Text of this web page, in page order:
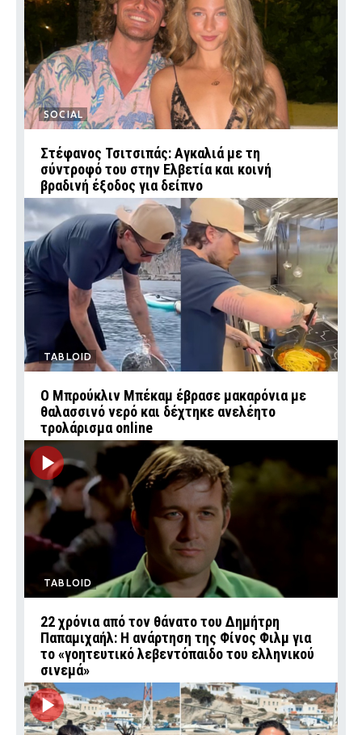
SOCIAL
Στέφανος Τσιτσιπάς: Αγκαλιά με τη
σύντροφό του στην Ελβετία και κοινή
βραδινή έξοδος για δείπνο
TABLOID
Ο Μπρούκλιν Μπέκαμ έβρασε μακαρόνια με
θαλασσινό νερό και δέχτηκε ανελέητο
τρολάρισμα online
TABLOID
22 χρόνια από τον θάνατο του Δημήτρη
Παπαμιχαήλ: Η ανάρτηση της Φίνος Φιλμ για
το «γοητευτικό λεβεντόπαιδο του ελληνικού
σινεμά»